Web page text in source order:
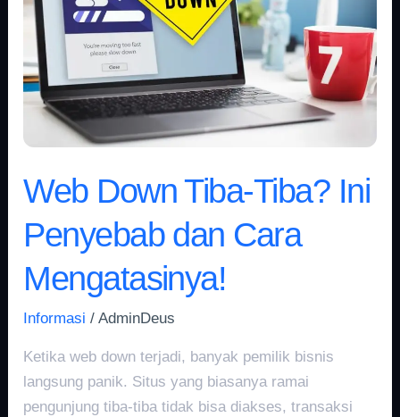
Web Down Tiba-Tiba? Ini
Penyebab dan Cara
Mengatasinya!
Informasi /AdminDeus
Ketika web down terjadi, banyak pemilik bisnis
langsung panik. Situs yang biasanya ramai
pengunjung tiba-tiba tidak bisa diakses, transaksi
Tiba?
Ini
Penyebab
dan
Cara
Mengatasinya!